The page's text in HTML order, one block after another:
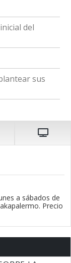
del
sus
a sábados de
Precio